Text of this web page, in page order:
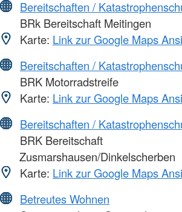
Bereitschaften /
BRk Bereitschaft Meitingen
Karte: Link zur Google Maps
Bereitschaften /
BRK Motorradstreife
Karte: Link zur Google Maps
Bereitschaften /
BRK Bereitschaft
Zusmarshausen/Dinkelscherben
Karte: Link zur Google Maps
Betreutes Wohnen